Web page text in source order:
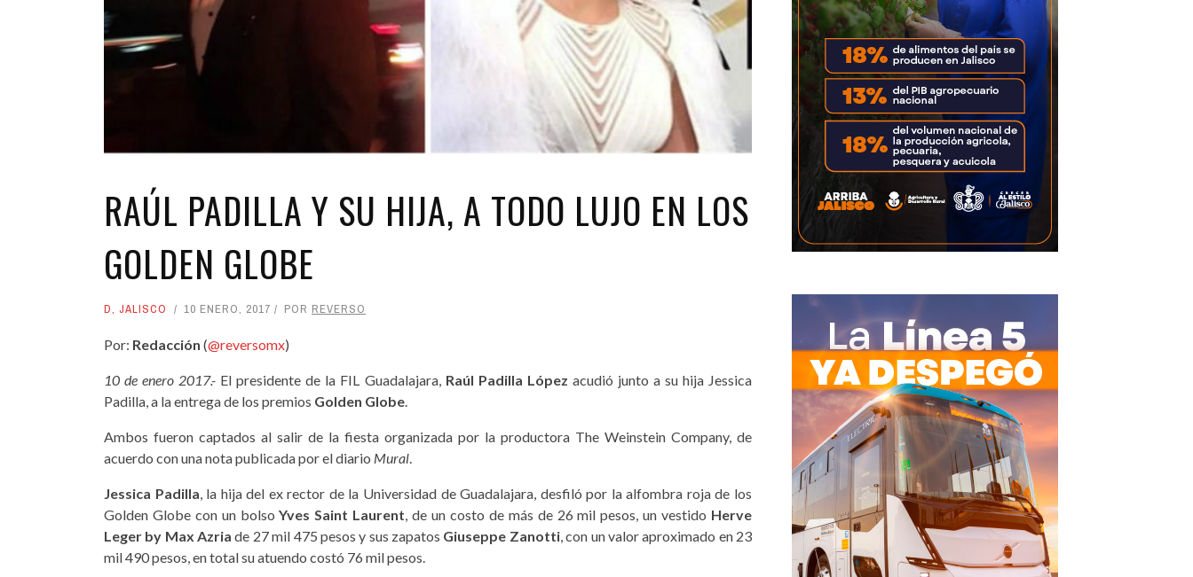
RAÚL PADILLA Y SU HIJA, A TODO LUJO EN LOS
GOLDEN GLOBE
D, JALISCO 10 ENERO, 2017 POR REVERSO
Por: Redacción (@reversomx)
10 de enero 2017.- El presidente de la FIL Guadalajara, Raúl Padilla López acudió junto a su hija Jessica
Padilla, a la entrega de los premios Golden Globe
Ambos fueron captados al salir de la fiesta organizada por la productora The Weinstein Company, de
acuerdo con una nota publicada por el diario Mural
Jessica Padilla , la hija del ex rector de la Universidad de Guadalajara, desfiló por la alfombra roja de los
Golden Globe con un bolsoYves Saint Laurent , de un costo de más de 26 mil pesos, un vestido Herve
Leger by Max Azria de 27 mil 475 pesos y sus zapatos Giuseppe Zanotti, con un valor aproximado en 23
mil 490 pesos, en total su atuendo costó 76 mil pesos.